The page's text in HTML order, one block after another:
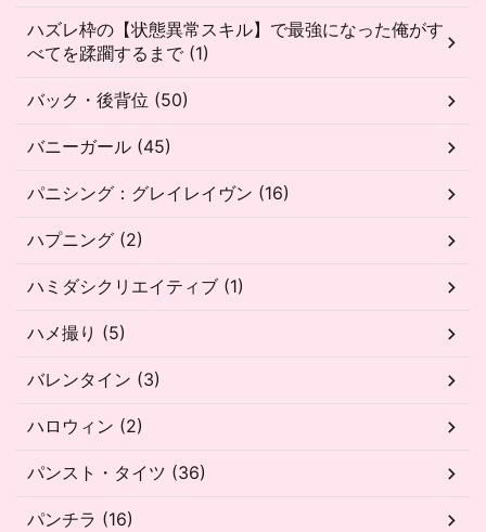
ハズレ枠の【状態異常スキル】で最強になった俺がす
べてを蹂躙するまで (1)
バック・後背位 (50)
バニーガール (45)
パニシング：グレイレイヴン (16)
ハプニング (2)
ハミダシクリエイティブ (1)
ハメ撮り (5)
バレンタイン (3)
ハロウィン (2)
パンスト・タイツ (36)
パンチラ (16)